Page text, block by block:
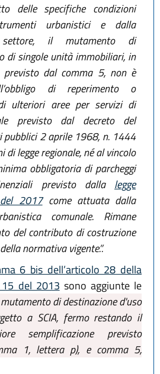
delle specifiche condizioni
urbanistici e dalla
il mutamento di
di singole unità immobiliari, in
dal comma 5, non è
di reperimento o
ulteriori aree per servizi di
previsto dal decreto del
2 aprile 1968, n. 1444
di legge regionale, né al vincolo
obbligatoria di parcheggi
previsto dalla legge
2017come attuata dalla
comunale. Rimane
del contributo di costruzione
normativa vigente.”.
6 bis dell’articolo 28 della
del 2013 sono aggiunte le
mutamento di destinazione d'uso
a SCIA, fermo restando il
semplificazione previsto
1, lettera p), e comma 5,